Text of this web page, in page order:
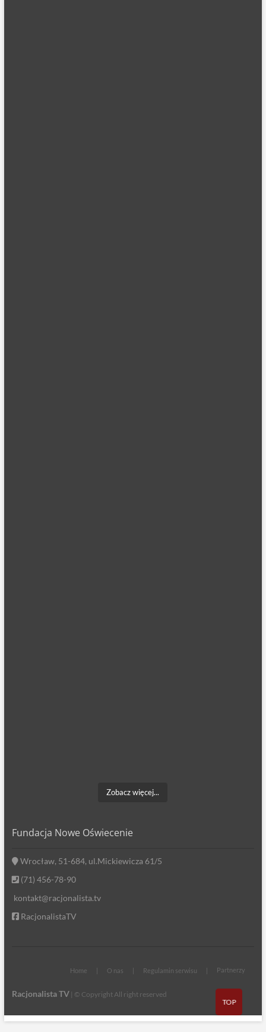
Zobacz więcej...
Fundacja Nowe Oświecenie
Wrocław, 51-684, ul.Mickiewicza 61/5
(71) 456-78-90
kontakt@racjonalista.tv
RacjonalistaTV
Home O nas Regulamin serwisu Partnerzy
Racjonalista TV| © Copyright All right reserved
TOP